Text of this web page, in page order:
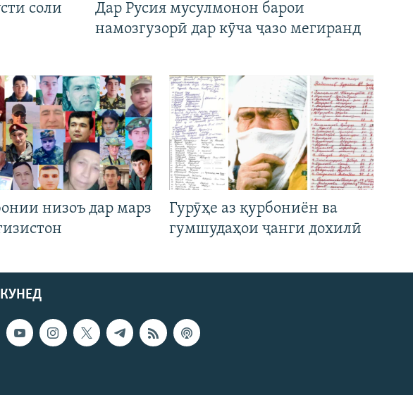
соли
Дар Русия мусулмонон барои
намозгузорӣ дар кӯча ҷазо мегиранд
низоъ дар марз
Гурӯҳе аз қурбониён ва
гумшудаҳои ҷанги дохилӣ